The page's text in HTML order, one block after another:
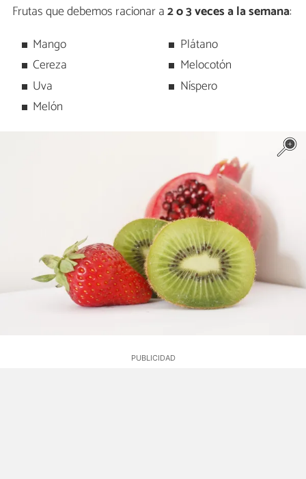
Frutas que debemos racionar a2 o 3 veces a la semana:
Mango
Cereza
Uva
Melón
Plátano
Melocotón
Níspero